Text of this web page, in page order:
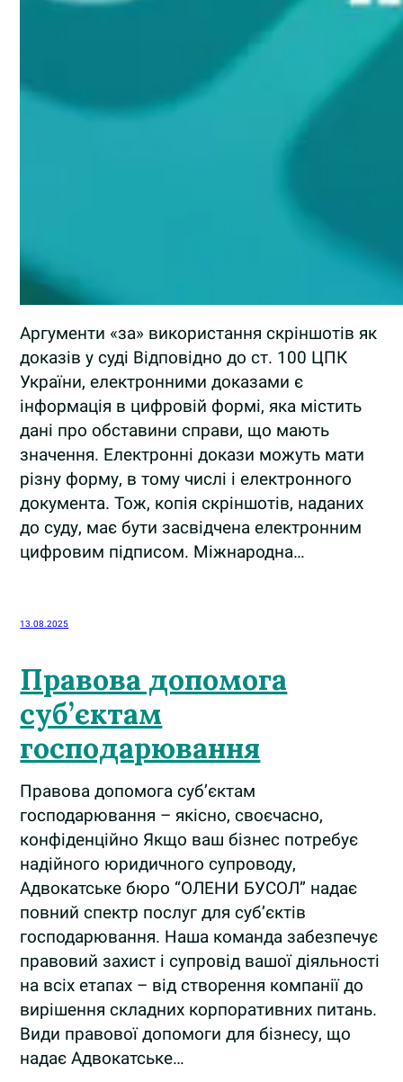
Аргументи «за» використання скріншотів як
доказів у суді Відповідно до ст. 100 ЦПК
України, електронними доказами є
інформація в цифровій формі, яка містить
дані про обставини справи, що мають
значення. Електронні докази можуть мати
різну форму, в тому числі і електронного
документа. Тож, копія скріншотів, наданих
до суду, має бути засвідчена електронним
цифровим підписом. Міжнародна…
13.08.2025
Правова допомога
суб’єктам
господарювання
Правова допомога суб’єктам
господарювання – якісно, своєчасно,
конфіденційно Якщо ваш бізнес потребує
надійного юридичного супроводу,
Адвокатське бюро “ОЛЕНИ БУСОЛ” надає
повний спектр послуг для суб’єктів
господарювання. Наша команда забезпечує
правовий захист і супровід вашої діяльності
на всіх етапах – від створення компанії до
вирішення складних корпоративних питань.
Види правової допомоги для бізнесу, що
надає Адвокатське…